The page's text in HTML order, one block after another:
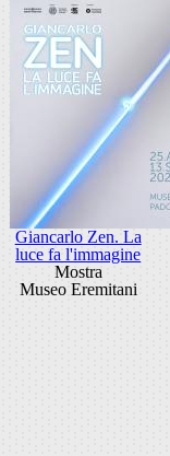
Giancarlo Zen. La
luce fa l'immagine
Mostra
Museo Eremitani